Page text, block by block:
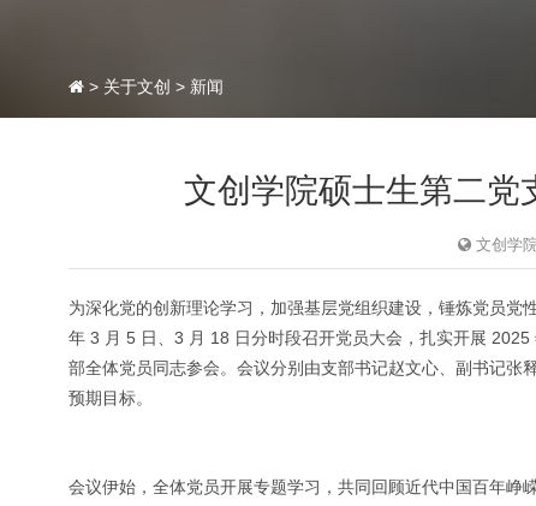
> 关于文创 > 新闻
文创学院硕士生第二党
文创学
为深化党的创新理论学习，加强基层党组织建设，锤炼党员
年 3 月 5 日、3 月 18 日分时段召开党员大会，扎实开展
部全体党员同志参会。会议分别由支部书记赵文心、副书记
预期目标。
会议伊始，全体党员开展专题学习，共同回顾近代中国百年